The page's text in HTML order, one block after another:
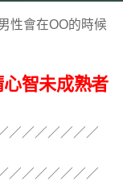
性會在OO的時候
智未成熟者
／／／／／／／
／／／／／／／